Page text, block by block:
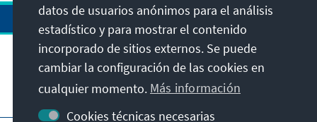
Visita también
datos de usuarios anónimos para el análisis
estadístico y para mostrar el contenido
incorporado de sitios externos. Se puede
cambiar la configuración de las cookies en
cualquier momento. Más información
Cookies técnicas necesarias